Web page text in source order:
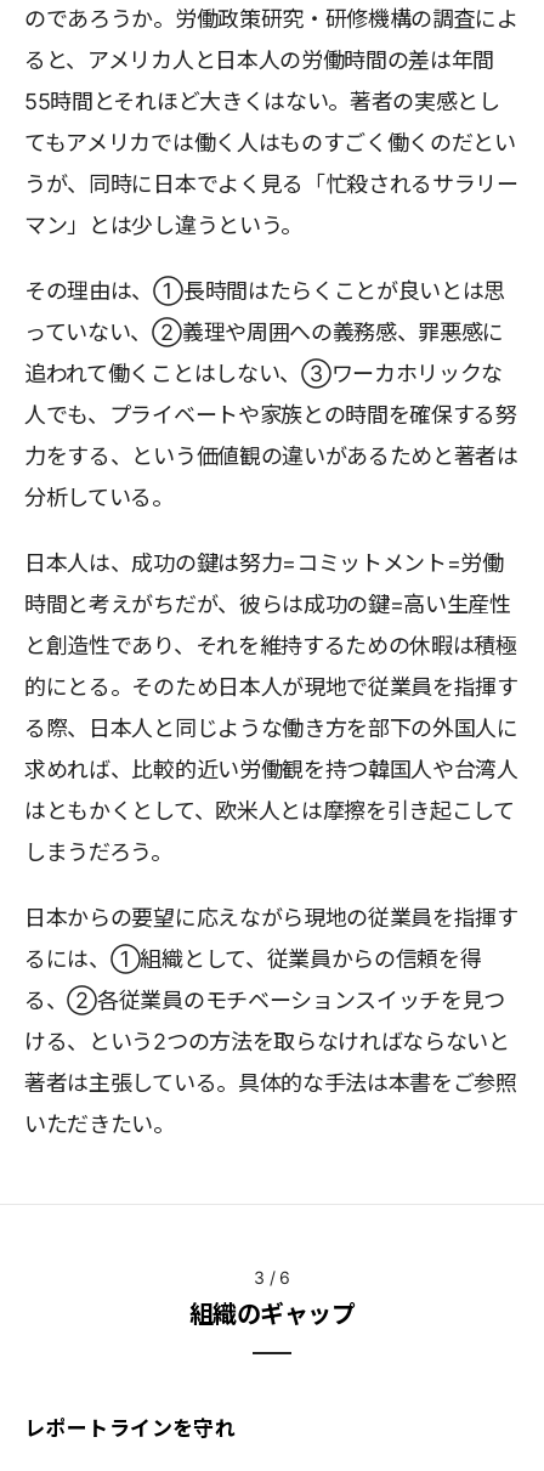
のであろうか。労働政策研究・研修機構の調査によ
ると、アメリカ人と日本人の労働時間の差は年間
55時間とそれほど大きくはない。著者の実感とし
てもアメリカでは働く人はものすごく働くのだとい
うが、同時に日本でよく見る「忙殺されるサラリー
マン」とは少し違うという。
その理由は、①長時間はたらくことが良いとは思
っていない、②義理や周囲への義務感、罪悪感に
追われて働くことはしない、③ワーカホリックな
人でも、プライベートや家族との時間を確保する努
力をする、という価値観の違いがあるためと著者は
分析している。
日本人は、成功の鍵は努力=コミットメント=労働
時間と考えがちだが、彼らは成功の鍵=高い生産性
と創造性であり、それを維持するための休暇は積極
的にとる。そのため日本人が現地で従業員を指揮す
る際、日本人と同じような働き方を部下の外国人に
求めれば、比較的近い労働観を持つ韓国人や台湾人
はともかくとして、欧米人とは摩擦を引き起こして
しまうだろう。
日本からの要望に応えながら現地の従業員を指揮す
るには、①組織として、従業員からの信頼を得
る、②各従業員のモチベーションスイッチを見つ
ける、という2つの方法を取らなければならないと
著者は主張している。具体的な手法は本書をご参照
いただきたい。
3 / 6
組織のギャップ
レポートラインを守れ